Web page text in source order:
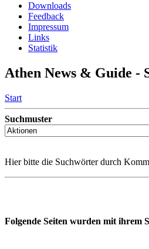
Downloads
Feedback
Impressum
Links
Statistik
Athen News & Guide -
Start
Suchmuster
Hier bitte die Suchwörter durch
Folgende Seiten wurden mit ihrem